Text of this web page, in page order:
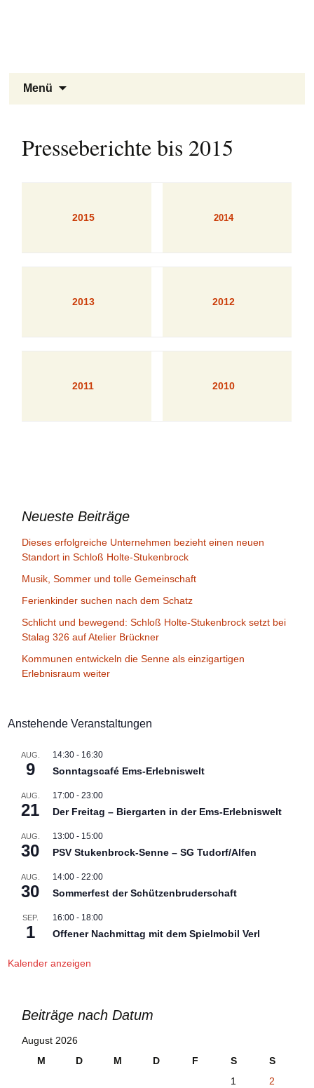
Menü
Presseberichte bis 2015
2015 2014
2013 2012
2011 2010
Neueste Beiträge
Dieses erfolgreiche Unternehmen bezieht einen neuen
Standort in Schloß Holte-Stukenbrock
Musik, Sommer und tolle Gemeinschaft
Ferienkinder suchen nach dem Schatz
Schlicht und bewegend: Schloß Holte-Stukenbrock setzt bei
Stalag 326 auf Atelier Brückner
Kommunen entwickeln die Senne als einzigartigen
Erlebnisraum weiter
Anstehende Veranstaltungen
AUG.
9
14:30 - 16:30
Sonntagscafé Ems-Erlebniswelt
AUG.
21
17:00 -23:00
Der Freitag – Biergarten in der Ems-Erlebniswelt
AUG.
30
13:00 - 15:00
PSV Stukenbrock-Senne – SG Tudorf/Alfen
AUG.
30
14:00 -22:00
Sommerfest der Schützenbruderschaft
SEP.
1
16:00 - 18:00
Offener Nachmittag mit dem Spielmobil Verl
Kalender anzeigen
Beiträge nach Datum
August 2026
M
D M D F S
S
1
2